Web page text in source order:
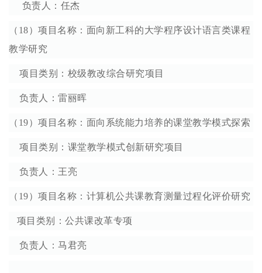
负责人：任杰
（18）项目名称：面向新工科的大学程序设计语言类课程
教学研究
项目类别：校级教改综合研究项目
负责人：雷丽晖
（19）项目名称：面向系统能力培养的课堂教学模式探索
项目类别：课堂教学模式创新研究项目
负责人：王亮
（19）项目名称：计算机公共课教育测量过程化评价研究
项目类别：公共课改革专项
负责人：马君亮